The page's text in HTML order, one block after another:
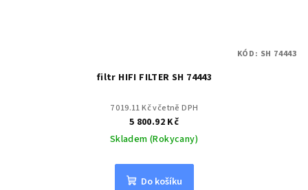
filtr HIFI FILTER SH 74443
7 019.11 Kč včetně DPH
5 800.92 Kč
Skladem (Rokycany)
Do košíku
KÓD: SH 74443